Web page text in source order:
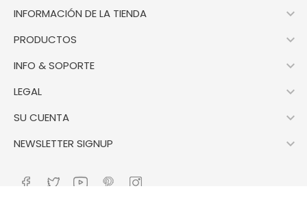
INFORMACIÓN DE LA TIENDA 
PRODUCTOS 
INFO & SOPORTE 
LEGAL 
SU CUENTA 
NEWSLETTER SIGNUP 